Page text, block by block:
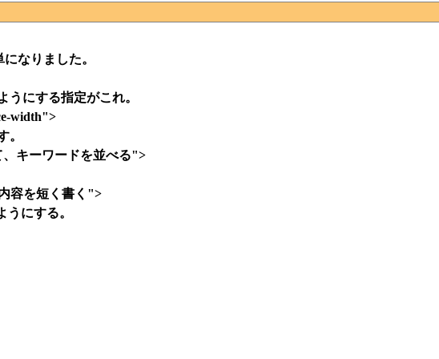
なりました。
うにする指定がこれ。
width">
。
キーワードを並べる">
容を短く書く">
にする。